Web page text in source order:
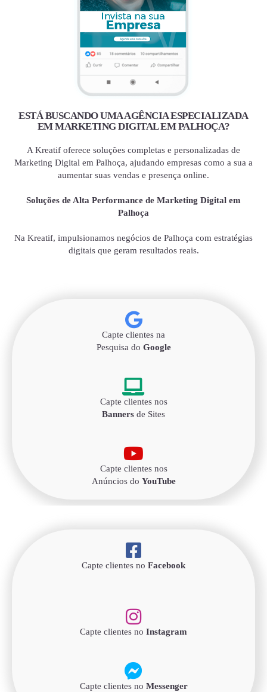
ESTÁ BUSCANDO UMA AGÊNCIA ESPECIALIZADA
EM MARKETING DIGITAL EM PALHOÇA?
A Kreatif oferece soluções completas e personalizadas de
Marketing Digital em Palhoça, ajudando empresas como a sua a
aumentar suas vendas e presença online.
Soluções de Alta Performance de Marketing Digital em
Palhoça
Na Kreatif, impulsionamos negócios de Palhoça com estratégias
digitais que geram resultados reais.
Capte clientes na
Pesquisa do Google
Capte clientes nos
Banners de Sites
Capte clientes nos
Anúncios do YouTube
Capte clientes no Facebook
Capte clientes no Instagram
Capte clientes no Messenger